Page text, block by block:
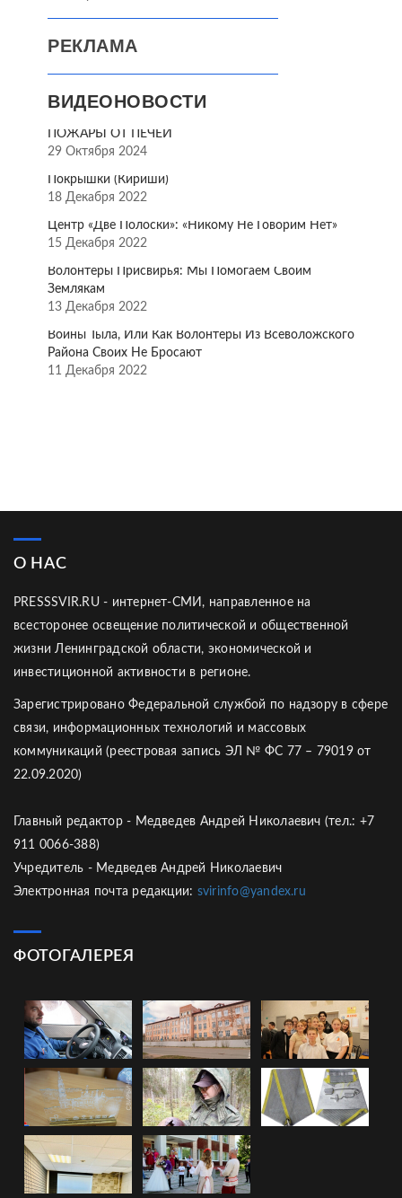
РЕКЛАМА
ВИДЕОНОВОСТИ
ПОЖАРЫ ОТ ПЕЧЕЙ
29 Октября 2024
Покрышки (Кириши)
18 Декабря 2022
Центр «Две Полоски»: «Никому Не Говорим Нет»
15 Декабря 2022
Волонтёры Присвирья: Мы Помогаем Своим
Землякам
13 Декабря 2022
Воины Тыла, Или Как Волонтёры Из Всеволожского
Района Своих Не Бросают
11 Декабря 2022
О НАС
PRESSSVIR.RU - интернет-СМИ, направленное на
всесторонее освещение политической и общественной
жизни Ленинградской области, экономической и
инвестиционной активности в регионе.
Зарегистрировано Федеральной службой по надзору в сфере
связи, информационных технологий и массовых
коммуникаций (реестровая запись ЭЛ № ФС 77 – 79019 от
22.09.2020)
Главный редактор - Медведев Андрей Николаевич (тел.: +7
911 0066-388)
Учредитель - Медведев Андрей Николаевич
Электронная почта редакции: svirinfo@yandex.ru
ФОТОГАЛЕРЕЯ